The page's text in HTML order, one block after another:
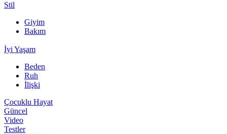
Stil
Giyim
Bakım
İyi Yaşam
Beden
Ruh
İlişki
Çocuklu Hayat
Güncel
Video
Testler